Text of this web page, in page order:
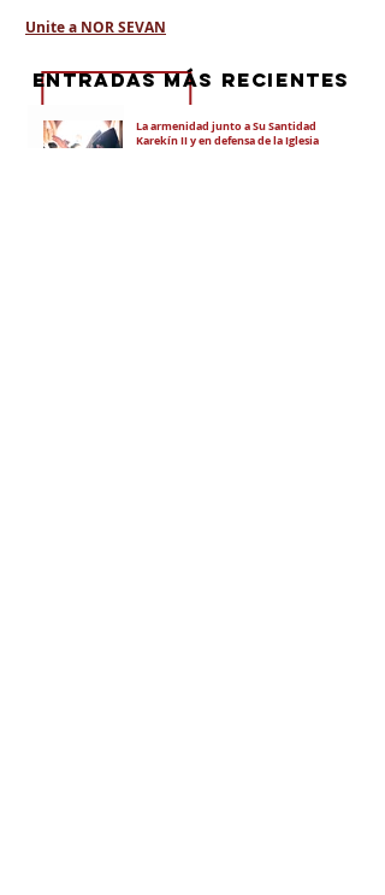
Unite a NOR SEVAN
La armenidad junto a Su Santidad
Karekín II y en defensa de la Iglesia
eNTRADAS MÁS RECIENTES